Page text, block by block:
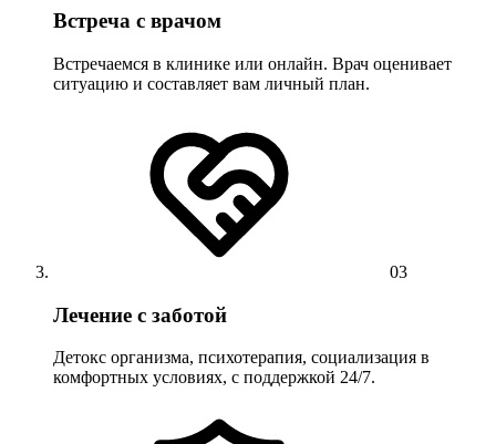
Встреча с врачом
Встречаемся в клинике или онлайн. Врач оценивает
ситуацию и составляет вам личный план.
03
Лечение с заботой
Детокс организма, психотерапия, социализация в
комфортных условиях, с поддержкой 24/7.